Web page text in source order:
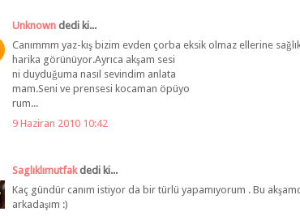
Unknown dedi ki...
Canımmm yaz-kış bizim evden çorba eksik olmaz ellerine
harika görünüyor.Ayrıca akşam sesi
ni duyduğuma nasıl sevindim anlata
mam.Seni ve prensesi kocaman öpüyo
rum...
9 Haziran 2010 10:42
Saglıklımutfakdedi ki...
Kaç gündür canım istiyor da bir türlü yapamıyorum . Bu
arkadaşım :)